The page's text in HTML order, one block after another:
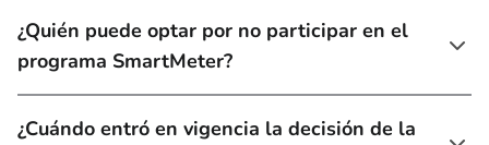
¿Quién puede optar por no participar en el
programa SmartMeter?
¿Cuándo entró en vigencia la decisión de la